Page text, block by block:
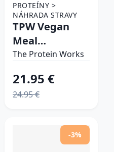
PROTEÍNY >
NÁHRADA STRAVY
TPW Vegan
Meal
Replacement
The Protein Works
21.95 €
24.95 €
-3%